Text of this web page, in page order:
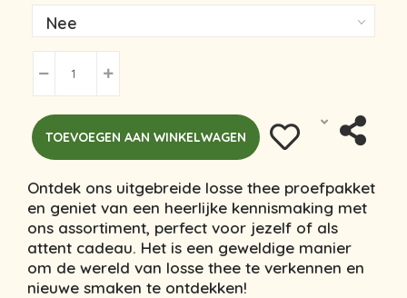
TOEVOEGEN AAN WINKELWAGEN
Ontdek ons uitgebreide losse thee proefpakket
en geniet van een heerlijke kennismaking met
ons assortiment, perfect voor jezelf of als
attent cadeau. Het is een geweldige manier
om de wereld van losse thee te verkennen en
nieuwe smaken te ontdekken!